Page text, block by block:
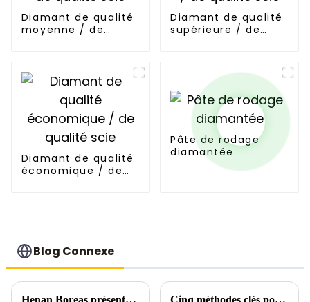
Diamant de qualité
moyenne / de
Diamant de qualité
supérieure / de
Diamant de qualité
économique / de
Pâte de rodage
diamantée
Blog Connexe